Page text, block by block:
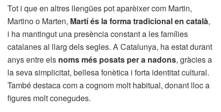
Tot i que en altres llengües pot aparèixer com Martin,
Martino o Marten, Martí és la forma tradicional en català,
i ha mantingut una presència constant a les famílies
catalanes al llarg dels segles. A Catalunya, ha estat durant
anys entre els noms més posats per a nadons, gràcies a
la seva simplicitat, bellesa fonètica i forta identitat cultural.
També destaca com a cognom molt habitual, donant lloc a
figures molt conegudes.